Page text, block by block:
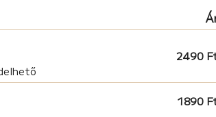
2490
1890